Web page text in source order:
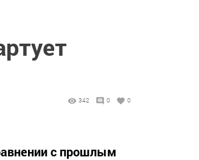
342 0 0
с прошлым